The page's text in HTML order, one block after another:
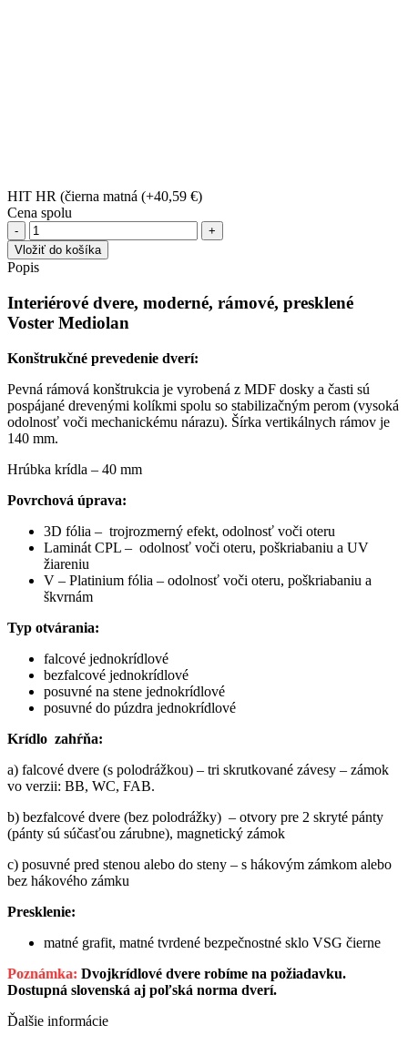
HIT HR (čierna matná (+40,59 €)
Cena spolu
množstvo
Interiérové
dvere
Mediolan
Vložiť do košíka
Popis
Interiérové dvere, moderné, rámové, presklené
Voster Mediolan
Konštrukčné prevedenie dverí:
Pevná rámová konštrukcia je vyrobená z MDF dosky a časti sú
pospájané drevenými kolíkmi spolu so stabilizačným perom (vysoká
odolnosť voči mechanickému nárazu). Šírka vertikálnych rámov je
140 mm.
Hrúbka krídla – 40 mm
Povrchová úprava:
3D fólia – trojrozmerný efekt, odolnosť voči oteru
Laminát CPL – odolnosť voči oteru, poškriabaniu a UV
žiareniu
V – Platinium fólia – odolnosť voči oteru, poškriabaniu a
škvrnám
Typ otvárania:
falcové jednokrídlové
bezfalcové jednokrídlové
posuvné na stene jednokrídlové
posuvné do púzdra jednokrídlové
Krídlo zahŕňa:
a) falcové dvere (s polodrážkou) – tri skrutkované závesy – zámok
vo verzii: BB, WC, FAB.
b) bezfalcové dvere (bez polodrážky) – otvory pre 2 skryté pánty
(pánty sú súčasťou zárubne), magnetický zámok
c) posuvné pred stenou alebo do steny – s hákovým zámkom alebo
bez hákového zámku
Presklenie:
matné grafit, matné tvrdené bezpečnostné sklo VSG čierne
Poznámka: Dvojkrídlové dvere robíme na požiadavku.
Dostupná slovenská aj poľská norma dverí.
Ďalšie informácie